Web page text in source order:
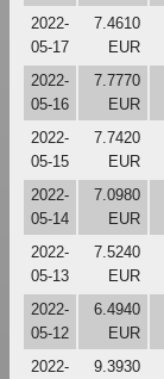
2022-
05-17
7.4610
EUR
2022-
05-16
7.7770
EUR
2022-
05-15
7.7420
EUR
2022-
05-14
7.0980
EUR
2022-
05-13
7.5240
EUR
2022-
05-12
6.4940
EUR
2022-
9.3930